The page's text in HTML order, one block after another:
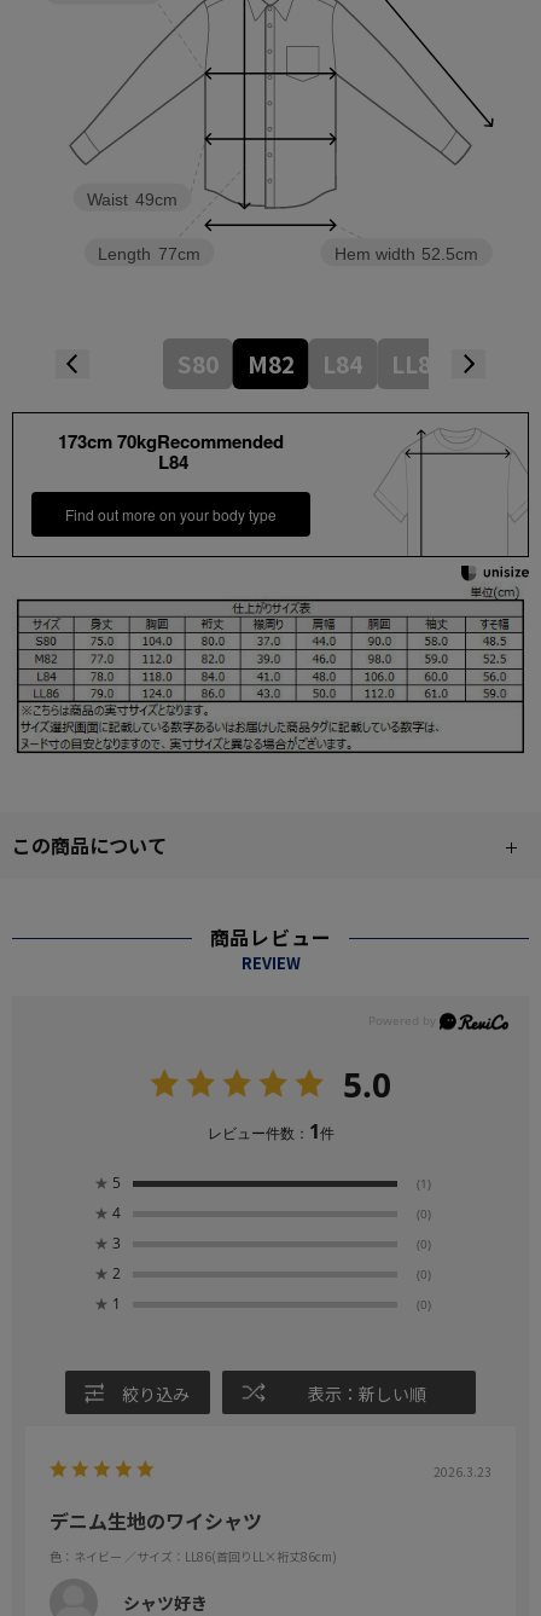
Hem width 52.5cm
Length 77cm
Waist 49cm
S80 M82 L84 LL86
173cm 70kgRecommended
L84
Find out more on your body type
この商品について
商品レビュー
REVIEW
5.0
レビュー件数： 1件
★ 5 (1)
★ 4 (0)
★ 3 (0)
★ 2 (0)
★ 1 (0)
絞り込み 表示：新しい順
2026.3.23
デニム生地のワイシャツ
色：ネイビー ／サイズ：LL86(首回りLL×裄丈86cm)
シャツ好き